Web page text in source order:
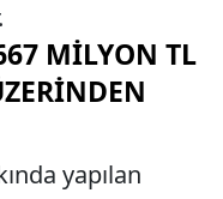
MILYON TL
yapılan